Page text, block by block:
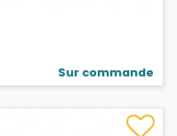
Sur commande